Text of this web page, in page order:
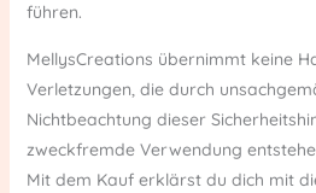
führen.
MellysCreations übernimmt keine
Verletzungen, die durch
Nichtbeachtung dieser
zweckfremde Verwendung
Mit dem Kauf erklärst du dich mit